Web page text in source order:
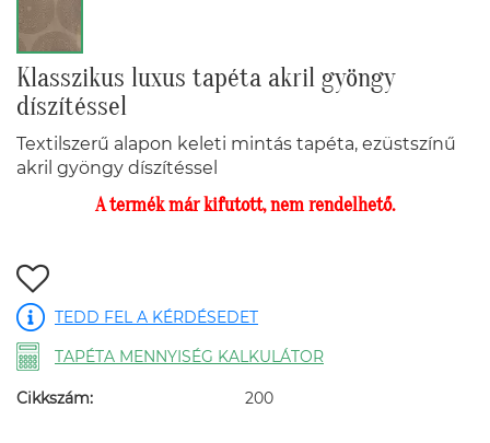
Klasszikus luxus tapéta akril gyöngy
díszítéssel
Textilszerű alapon keleti mintás tapéta, ezüstszínű
akril gyöngy díszítéssel
A termék már kifutott, nem rendelhető.
TEDD FEL A KÉRDÉSEDET
TAPÉTA MENNYISÉG KALKULÁTOR
Cikkszám: 200